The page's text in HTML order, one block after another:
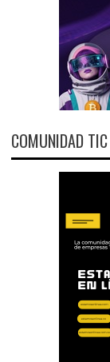
COMUNIDAD TIC